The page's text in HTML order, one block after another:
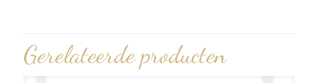
Gerelateerde producten